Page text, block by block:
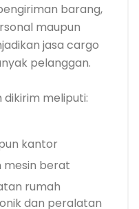
barang,
maupun
jasa cargo
pelanggan.
meliputi:
kantor
mesin berat
rumah
dan peralatan